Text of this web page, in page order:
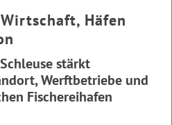
Häfen
stärkt
Werftbetriebe und
Fischereihafen